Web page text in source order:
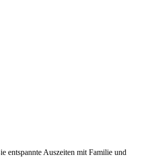
entspannte Auszeiten mit Familie und